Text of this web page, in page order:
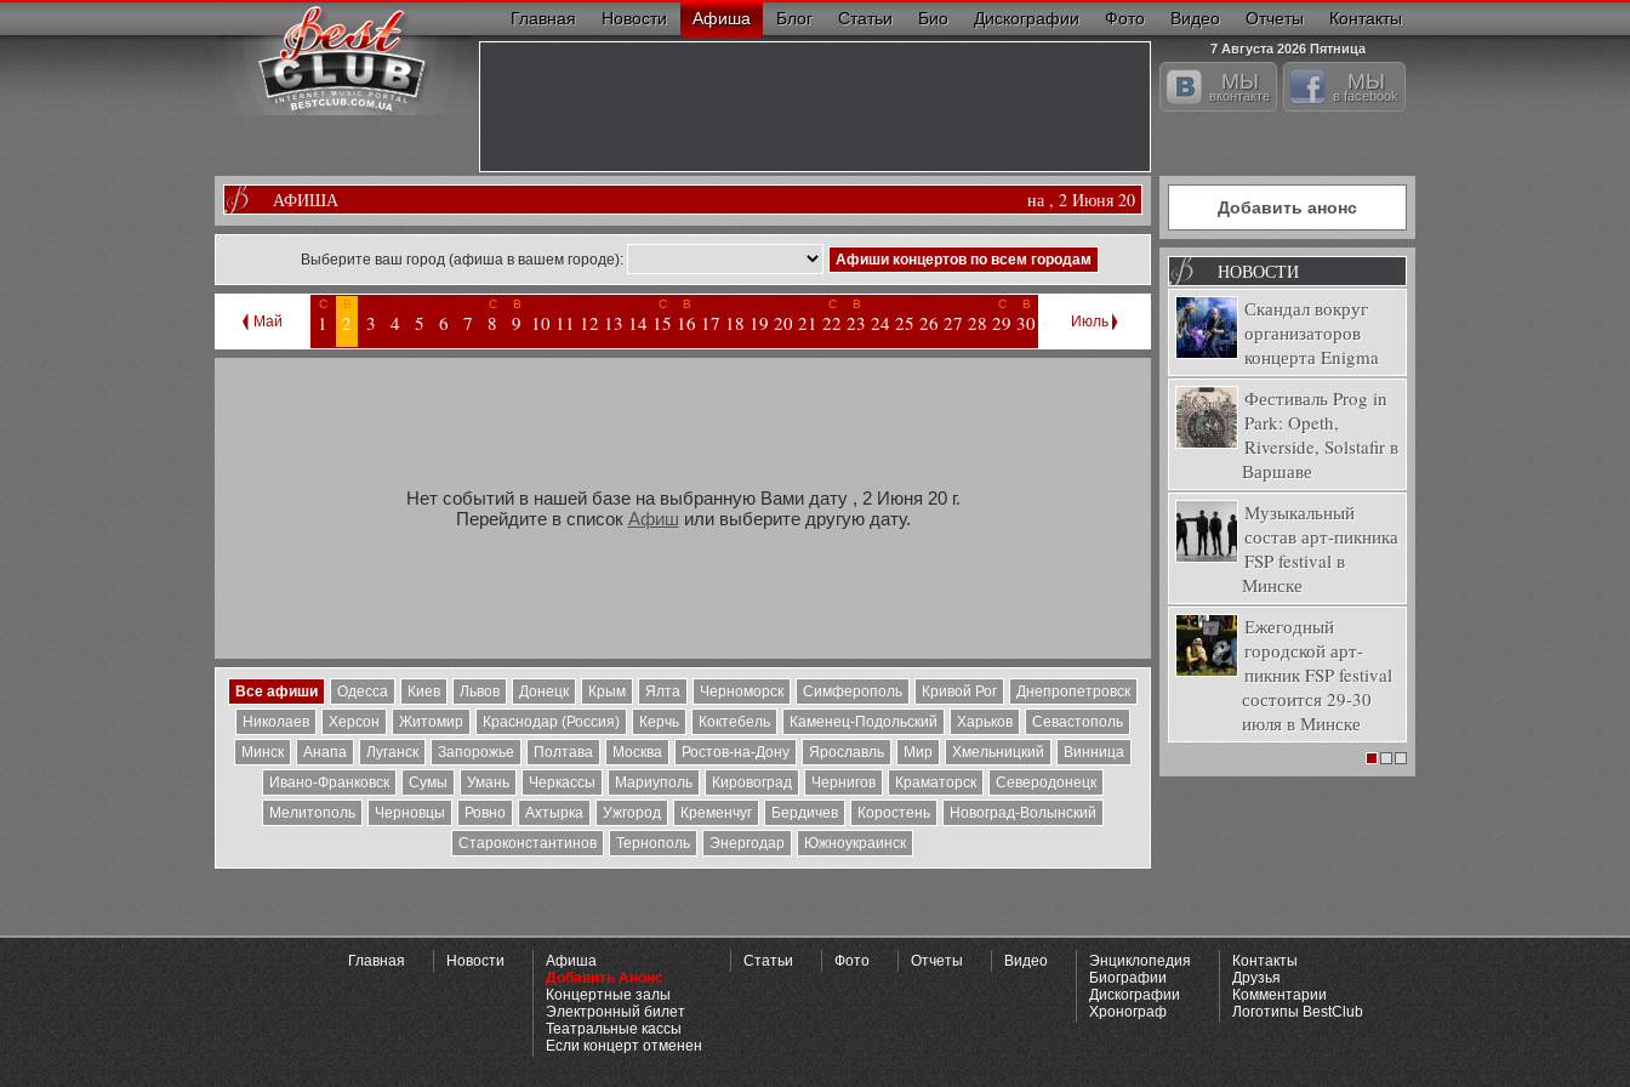
Главная Новости Афиша Блог Статьи Био Дискографии Фото Видео Отчеты Контакты
7 Августа 2026 Пятница
МЫ
вконтакте
МЫ
в facebook
АФИША на , 2 Июня 20
Выберите ваш город (афиша в вашем городе): Афиши концертов по всем городам
Май
С
1
В
2 3 4 5 6 7
С
8
В
9 10 11 12 13 14
С
15
В
16 17 18 19 20 21
С
22
В
23 24 25 26 27 28
С
29
В
30 Июль
Нет событий в нашей базе на выбранную Вами дату , 2 Июня 20 г.
Перейдите в список Афиш или выберите другую дату.
Все афиши Одесса Киев Львов Донецк Крым Ялта Черноморск Симферополь Кривой Рог
Днепропетровск
Николаев
Херсон Житомир Краснодар (Россия) Керчь Коктебель Каменец-Подольский Харьков
Севастополь
Минск
Анапа Луганск Запорожье Полтава Москва Ростов-на-Дону Ярославль Мир Хмельницкий
Винница
Ивано-Франковск
Сумы Умань Черкассы Мариуполь Кировоград Чернигов Краматорск
Северодонецк
Мелитополь
Черновцы Ровно Ахтырка Ужгород Кременчуг Бердичев Коростень
Новоград-Волынский
Староконстантинов
Тернополь Энергодар Южноукраинск
Добавить анонс
НОВОСТИ
Скандал вокруг
организаторов
концерта Enigma
Фестиваль Prog in
Park: Opeth,
Riverside, Solstafir в
Варшаве
Музыкальный
состав арт-пикника
FSP festival в
Минске
Ежегодный
городской арт-
пикник FSP festival
состоится 29-30
июля в Минске
Главная Новости
Афиша
Добавить Анонс
Концертные залы
Электронный билет
Театральные кассы
Если концерт отменен
Статьи Фото Отчеты Видео
Энциклопедия
Биографии
Дискографии
Хронограф
Контакты
Друзья
Комментарии
Логотипы BestClub